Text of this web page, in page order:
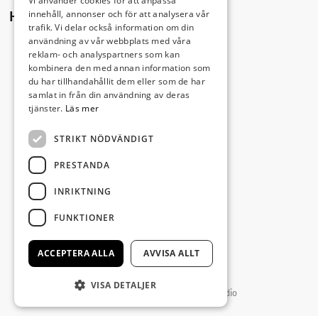
Hitta hit
Producerad av Gota Media Brand Studio
innehåll, annonser och för att analysera vår
trafik. Vi delar också information om din
användning av vår webbplats med våra
reklam- och analyspartners som kan
kombinera den med annan information som
du har tillhandahållit dem eller som de har
samlat in från din användning av deras
tjänster. Läs mer
STRIKT NÖDVÄNDIGT
PRESTANDA
INRIKTNING
FUNKTIONER
ACCEPTERA ALLA AVVISA ALLT
VISA DETALJER